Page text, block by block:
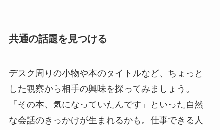
共通の話題を見つける
デスク周りの小物や本のタイトルなど、ちょっと
した観察から相手の興味を探ってみましょう。
「その本、気になっていたんです」といった自然
な会話のきっかけが生まれるかも。仕事できる人